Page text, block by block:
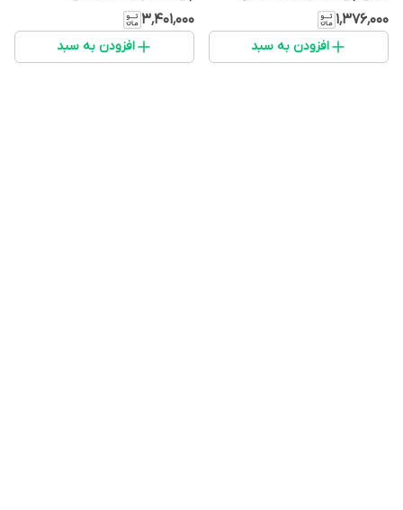
۱٬۳۷۶٬۰۰۰
افزودن به سبد
۳٬۴۰۱٬۰۰۰
افزودن به سبد